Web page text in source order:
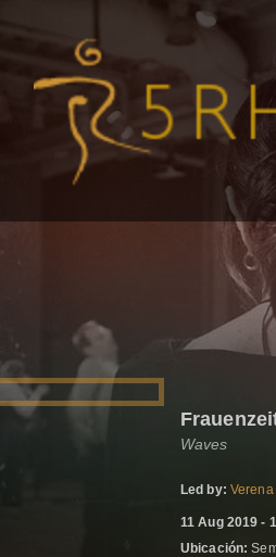
Waves
Led by:
11 Aug 2019 -
Ubicación: